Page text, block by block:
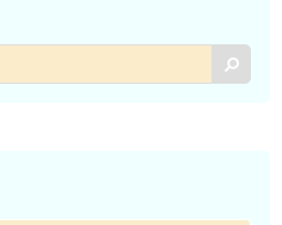
Zoek